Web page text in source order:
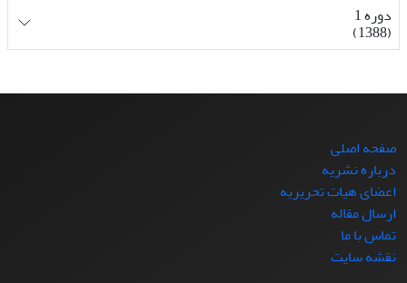
دوره 1
(1388)
صفحه اصلی
درباره نشریه
اعضای هیات تحریریه
ارسال مقاله
تماس با ما
نقشه سایت